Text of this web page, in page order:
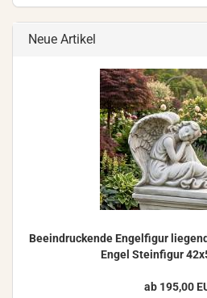
Neue Artikel
Be­ein­dru­cken­de En­gel­fi­gur
Engel Stein­fi­gur
ab 195,00